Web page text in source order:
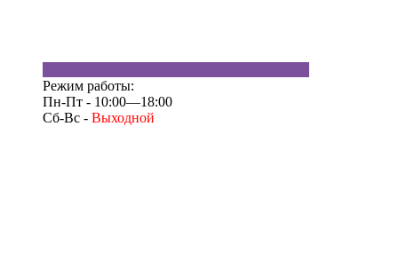
Режим работы:
Пн-Пт - 10:00—18:00
Сб-Вс - Выходной